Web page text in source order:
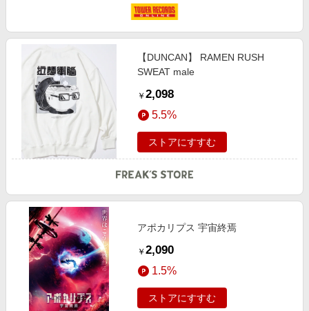
【DUNCAN】 RAMEN RUSH
SWEAT male
￥ 2,098
5.5%
ストアにすすむ
アポカリプス 宇宙終焉
￥ 2,090
1.5%
ストアにすすむ